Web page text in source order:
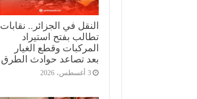
النقل في الجزائر.. نقابات
تطالب بفتح استيراد
المركبات وقطع الغيار
بعد تصاعد حوادث الطرق
3 أغسطس، 2026